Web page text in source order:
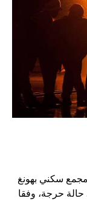
سكني بهونغ
لا يزال 45 شخصا في حالة حرجة، وفقا